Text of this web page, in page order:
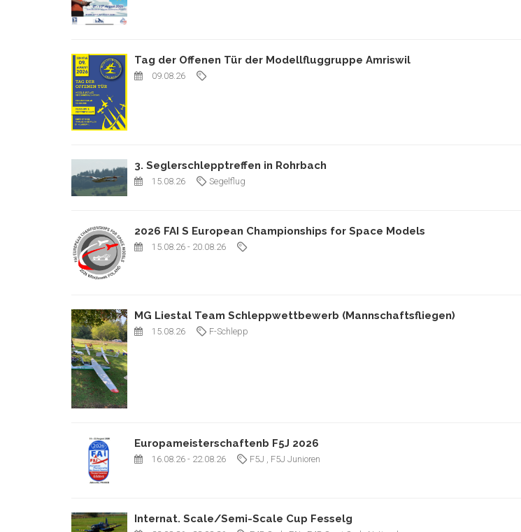
Tag der Offenen Tür der Modellfluggruppe Amriswil
09.08.26
3. Seglerschlepptreffen in Rohrbach
15.08.26 Segelflug
2026 FAI S European Championships for Space Models
15.08.26 - 20.08.26
MG Liestal Team Schleppwettbewerb (Mannschaftsfliegen)
15.08.26 F-Schlepp
Europameisterschaftenb F5J 2026
16.08.26 - 22.08.26 F5J , F5J Junioren
Internat. Scale/Semi-Scale Cup Fesselg